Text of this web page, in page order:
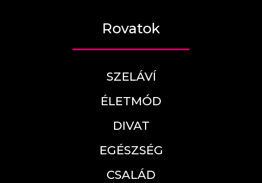
Rovatok
SZELÁVÍ
ÉLETMÓD
DIVAT
EGÉSZSÉG
CSALÁD